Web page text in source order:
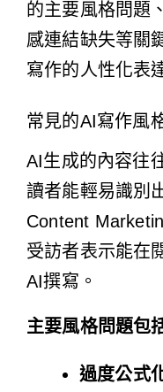
的主要風格問題
感連結缺失等關
寫作的人性化表
常見的AI寫作風
AI生成的內容往
讀者能輕易識別
Content
受訪者表示能在
AI撰寫。
主要風格問題包
過度公式